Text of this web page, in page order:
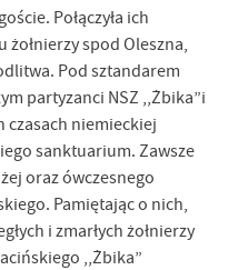
Połączyła ich
spod Oleszna,
Pod sztandarem
partyzanci NSZ ,,Żbika”i
czasach niemieckiej
sanktuarium. Zawsze
oraz ówczesnego
Pamiętając o nich,
i zmarłych żołnierzy
,,Żbika”